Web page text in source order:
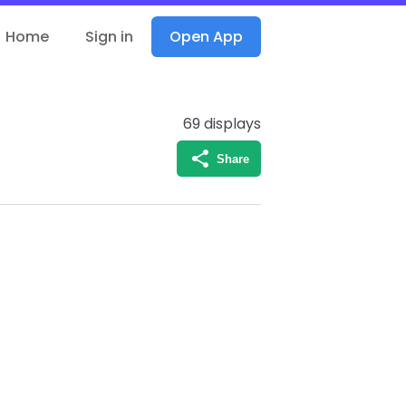
Home Sign in Open App
69 displays
Share